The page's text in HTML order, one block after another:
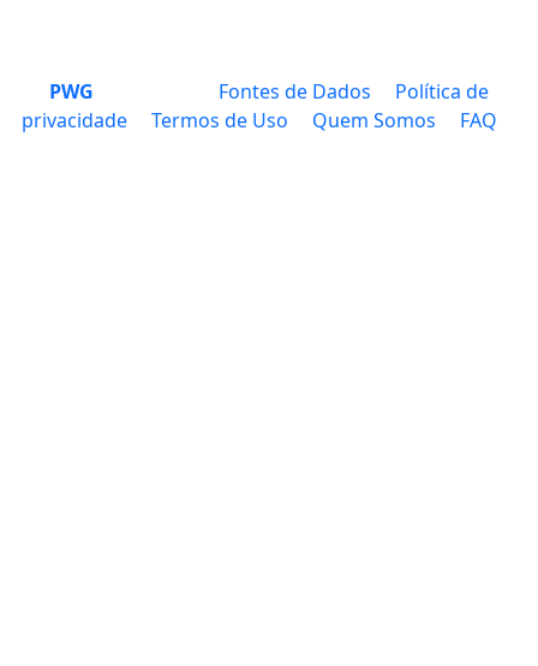
PWG Fontes de Dados
Política de
privacidade
Termos de Uso Quem Somos FAQ